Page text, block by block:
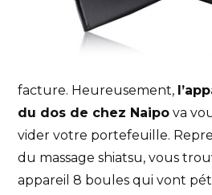
facture. Heureusement,
du dos de chez Naipo va
vider votre portefeuille.
du massage shiatsu, vous
appareil 8 boules qui vont